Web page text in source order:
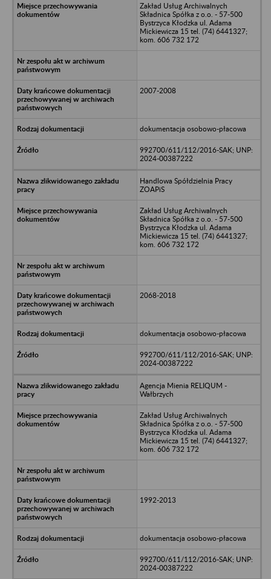
Zakład Usług Archiwalnych
Składnica Spółka z o.o. - 57-500
Bystrzyca Kłodzka ul. Adama
Mickiewicza 15 tel. (74) 6441327;
kom. 606 732 172
2007-2008
dokumentacja osobowo-płacowa
992700/611/112/2016-SAK; UNP:
2024-00387222
Handlowa Spółdzielnia Pracy
ZOAPiS
Zakład Usług Archiwalnych
Składnica Spółka z o.o. - 57-500
Bystrzyca Kłodzka ul. Adama
Mickiewicza 15 tel. (74) 6441327;
kom. 606 732 172
2068-2018
dokumentacja osobowo-płacowa
992700/611/112/2016-SAK; UNP:
2024-00387222
Agencja Mienia RELIQUM -
Wałbrzych
Zakład Usług Archiwalnych
Składnica Spółka z o.o. - 57-500
Bystrzyca Kłodzka ul. Adama
Mickiewicza 15 tel. (74) 6441327;
kom. 606 732 172
1992-2013
dokumentacja osobowo-płacowa
992700/611/112/2016-SAK; UNP:
2024-00387222